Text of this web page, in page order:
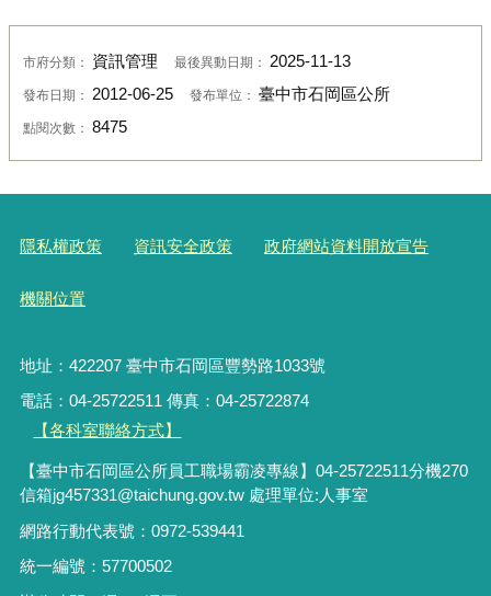
市府分類： 資訊管理 最後異動日期： 2025-11-13
發布日期： 2012-06-25 發布單位： 臺中市石岡區公所
點閱次數： 8475
隱私權政策 資訊安全政策 政府網站資料開放宣告
機關位置
地址：422207 臺中市石岡區豐勢路1033號
電話：04-25722511 傳真：04-25722874
【各科室聯絡方式】
【臺中市石岡區公所員工職場霸凌專線】04-25722511分機270
信箱jg457331@taichung.gov.tw 處理單位:人事室
網路行動代表號：0972-539441
統一編號：57700502